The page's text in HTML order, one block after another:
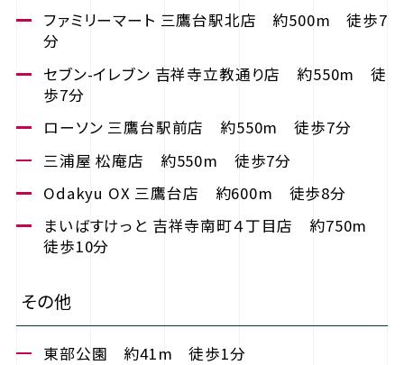
ファミリーマート 三鷹台駅北店 約500m 徒歩7
分
セブン-イレブン 吉祥寺立教通り店 約550m 徒
歩7分
ローソン 三鷹台駅前店 約550m 徒歩7分
三浦屋 松庵店 約550m 徒歩7分
Odakyu OX 三鷹台店 約600m 徒歩8分
まいばすけっと 吉祥寺南町４丁目店 約750m
徒歩10分
その他
東部公園 約41m 徒歩1分